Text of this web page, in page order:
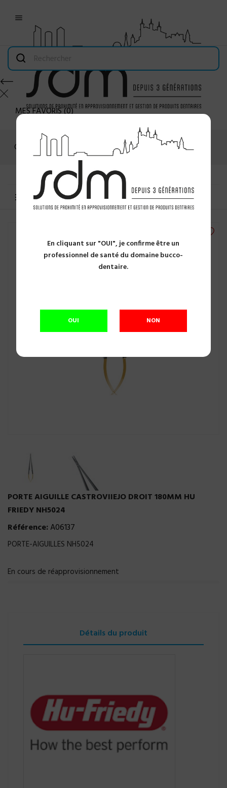
En cliquant sur "OUI", je confirme être un
professionnel de santé du domaine bucco-
dentaire.
OUI NON

MES FAVORIS(0)
Connexion
MENU
PORTE AIGUILLE CASTROVIIEJO DROIT 180MM HU
FRIEDY NH5024
Référence:A06137
PORTE-AIGUILLES NH5024
En cours de réapprovisionnement
Détails du produit